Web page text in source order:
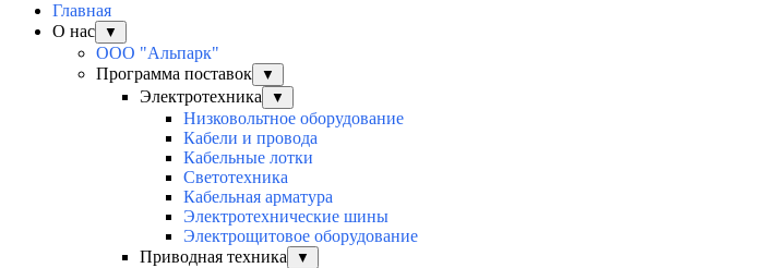
Главная
О нас
▼
ООО "Альпарк"
Программа поставок
▼
Электротехника ▼
Низковольтное оборудование
Кабели и провода
Кабельные лотки
Светотехника
Кабельная арматура
Электротехнические шины
Электрощитовое оборудование
Приводная техника
▼